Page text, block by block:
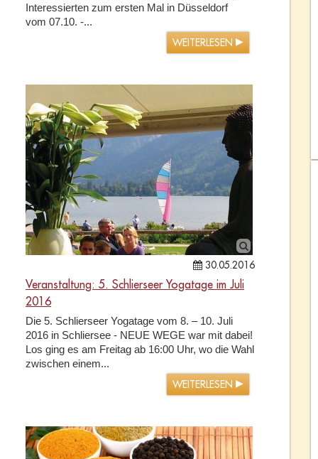
Interessierten zum ersten Mal in Düsseldorf
vom 07.10. -...
WEITERLESEN
30.05.2016
Veranstaltung: 5. Schlierseer Yogatage im Juli
2016
Die 5. Schlierseer Yogatage vom 8. – 10. Juli
2016 in Schliersee - NEUE WEGE war mit dabei!
Los ging es am Freitag ab 16:00 Uhr, wo die Wahl
zwischen einem...
WEITERLESEN